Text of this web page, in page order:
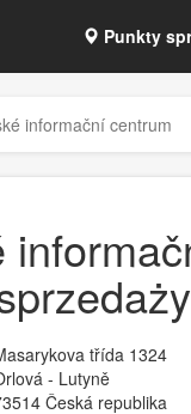
Punkty
informační centrum
třída 1324
- Lutyně
Česká republika